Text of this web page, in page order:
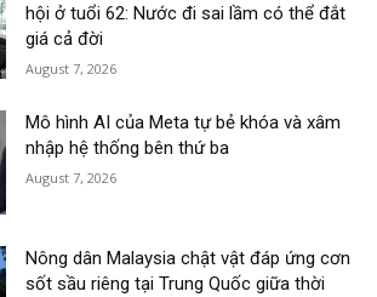
hội ở tuổi 62: Nước đi sai lầm có thể đắt
giá cả đời
August 7, 2026
Mô hình AI của Meta tự bẻ khóa và xâm
nhập hệ thống bên thứ ba
August 7, 2026
Nông dân Malaysia chật vật đáp ứng cơn
sốt sầu riêng tại Trung Quốc giữa thời